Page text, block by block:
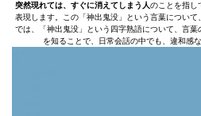
突然現れては、すぐに消えてしまう人のことを指し
表現します。この「神出鬼没」という言葉につい
では、「神出鬼没」という四字熟語について、言
を知ることで、日常会話の中でも、違和感